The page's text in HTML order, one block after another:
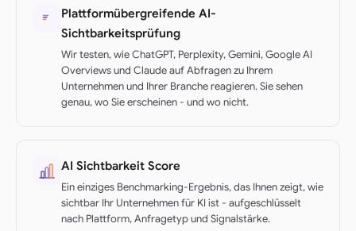
Plattformübergreifende AI-
Sichtbarkeitsprüfung
Wir testen, wie ChatGPT, Perplexity, Gemini, Google AI
Overviews und Claude auf Abfragen zu Ihrem
Unternehmen und Ihrer Branche reagieren. Sie sehen
genau, wo Sie erscheinen - und wo nicht.
AI Sichtbarkeit Score
Ein einziges Benchmarking-Ergebnis, das Ihnen zeigt, wie
sichtbar Ihr Unternehmen für KI ist - aufgeschlüsselt
nach Plattform, Anfragetyp und Signalstärke.